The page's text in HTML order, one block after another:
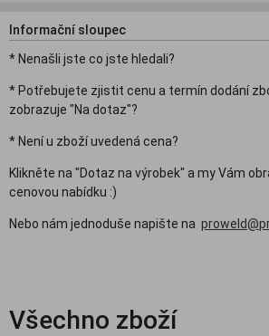
Informační sloupec
* Nenašli jste co jste hledali?
* Potřebujete zjistit cenu a termín dodání
zobrazuje "Na dotaz"?
* Není u zboží uvedená cena?
Klikněte na "Dotaz na výrobek" a my Vám
cenovou nabídku :)
Nebo nám jednoduše napište na
Všechno zboží